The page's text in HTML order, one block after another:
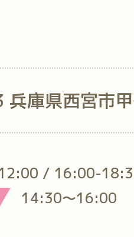
庫県西宮市
/ 16:00-
14:30～16:00